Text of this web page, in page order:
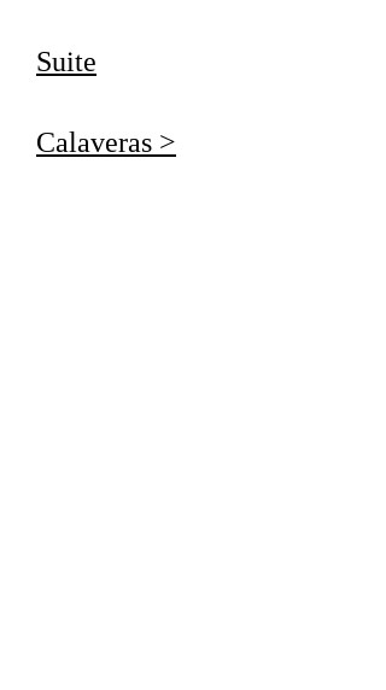
Suite
Calaveras >